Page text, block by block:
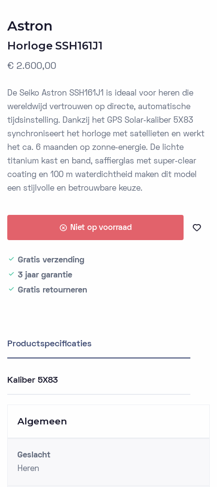
Astron
Horloge SSH161J1
€ 2.600,00
De Seiko Astron SSH161J1 is ideaal voor heren die
wereldwijd vertrouwen op directe, automatische
tijdsinstelling. Dankzij het GPS Solar‑kaliber 5X83
synchroniseert het horloge met satellieten en werkt
het ca. 6 maanden op zonne‑energie. De lichte
titanium kast en band, saffierglas met super‑clear
coating en 100 m waterdichtheid maken dit model
een stijlvolle en betrouwbare keuze.
Niet op voorraad
Gratis verzending
3 jaar garantie
Gratis retourneren
Productspecificaties
Kaliber 5X83
Algemeen
Geslacht
Heren